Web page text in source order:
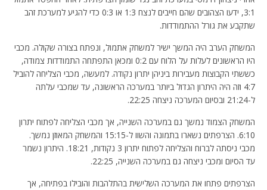
3:1, ידעו הצהובים שהם חייבים לנצח 1:3 או 0:3 כדי להגיע למערכת זהב
שתקבע את גורל ההתמודדות.
המשחק הערב היה המשך ישיר למשחק אתמול, ונפתח בצורה שקולה. מכבי
היו הראשונים לעלות על הלוח עם 0:2 ומכאן התפתחה התמודדות צמודה,
כששתי הקבוצות מעבירות ביניהן יתרון נקודה. למעשה, מכבי הצליחה להוביל
4:7 וזה היה היתרון הגדול ביותר במערכה הראשונה, עד שמכבי עלתה
ל-21:24 ובסיום המערכה ניצחה 22:25.
המשחק הצמוד נמשך גם במערכה השנייה, אך מכבי הצליחה לפתוח יתרון
6:10. הצרפתים נשארו בתמונה והשוו ל-15:15 והמשחק המאוזן נמשך.
מכבי ניסתה לברוח והצליחה לפתוח יתרון 3 נקודות, 18:21. היתרון נשמר
עד הסיום ומכבי ניצחה גם במערכה השנייה, 22:25.
הצרפתים פתחו את המערכה השלישית בהתלהבות והובילו בפתיחה, אך